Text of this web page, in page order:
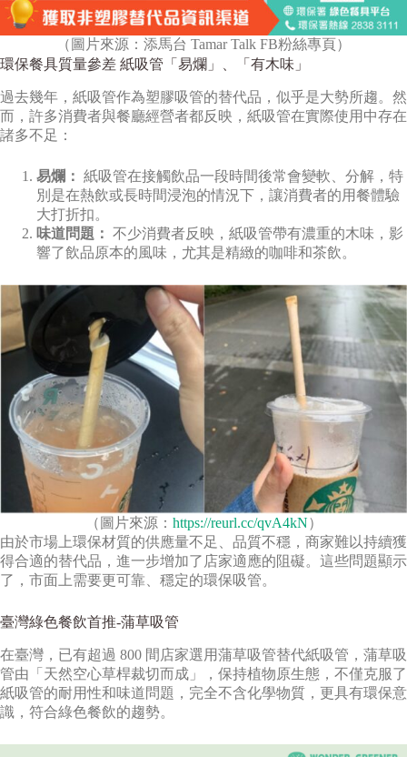
（圖片來源：添馬台 Tamar Talk FB粉絲專頁）
環保餐具質量參差 紙吸管「易爛」、「有木味」
過去幾年，紙吸管作為塑膠吸管的替代品，似乎是大勢所趨。然
而，許多消費者與餐廳經營者都反映，紙吸管在實際使用中存在
諸多不足：
易爛： 紙吸管在接觸飲品一段時間後常會變軟、分解，特
別是在熱飲或長時間浸泡的情況下，讓消費者的用餐體驗
大打折扣。
味道問題： 不少消費者反映，紙吸管帶有濃重的木味，影
響了飲品原本的風味，尤其是精緻的咖啡和茶飲。
（圖片來源： https://reurl.cc/qvA4kN）
由於市場上環保材質的供應量不足、品質不穩，商家難以持續獲
得合適的替代品，進一步增加了店家適應的阻礙。這些問題顯示
了，市面上需要更可靠、穩定的環保吸管。
臺灣綠色餐飲首推-蒲草吸管
在臺灣，已有超過 800 間店家選用蒲草吸管替代紙吸管，蒲草吸
管由「天然空心草桿裁切而成」，保持植物原生態，不僅克服了
紙吸管的耐用性和味道問題，完全不含化學物質，更具有環保意
識，符合綠色餐飲的趨勢。